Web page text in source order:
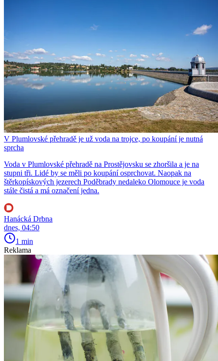
V Plumlovské přehradě je už voda na trojce, po koupání je nutná
sprcha
Voda v Plumlovské přehradě na Prostějovsku se zhoršila a je na
stupni tři. Lidé by se měli po koupání osprchovat. Naopak na
štěrkopískových jezerech Poděbrady nedaleko Olomouce je voda
stále čistá a má označení jedna.
Hanácká Drbna
dnes, 04:50
1 min
Reklama